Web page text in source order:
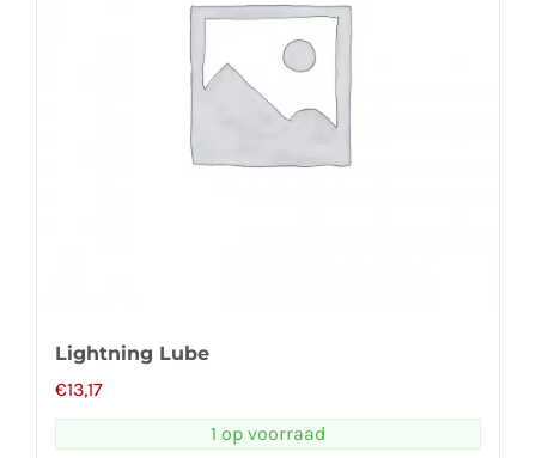
Lightning Lube
€13,17
1 op voorraad